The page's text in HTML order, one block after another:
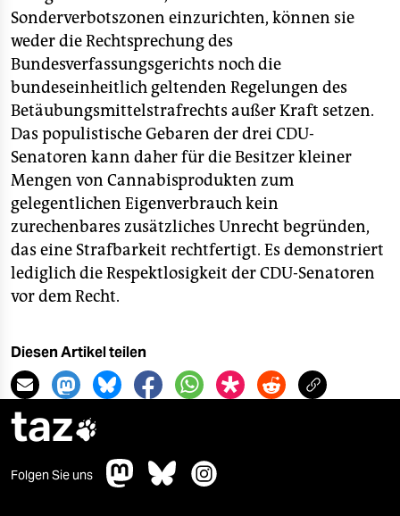
Sonderverbotszonen einzurichten, können sie
weder die Rechtsprechung des
Bundesverfassungsgerichts noch die
bundeseinheitlich geltenden Regelungen des
Betäubungsmittelstrafrechts außer Kraft setzen.
Das populistische Gebaren der drei CDU-
Senatoren kann daher für die Besitzer kleiner
Mengen von Cannabisprodukten zum
gelegentlichen Eigenverbrauch kein
zurechenbares zusätzliches Unrecht begründen,
das eine Strafbarkeit rechtfertigt. Es demonstriert
lediglich die Respektlosigkeit der CDU-Senatoren
vor dem Recht.
Diesen Artikel teilen
taz
Folgen Sie uns